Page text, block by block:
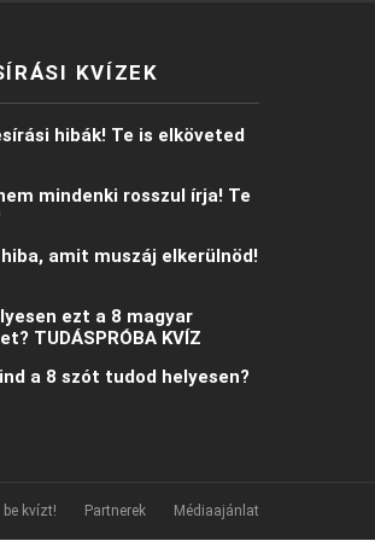
KVÍZEK
hibák! Te is elköveted
mindenki rosszul írja! Te
amit muszáj elkerülnöd!
ezt a 8 magyar
TUDÁSPRÓBA KVÍZ
a 8 szót tudod helyesen?
be kvízt! Partnerek Médiaajánlat